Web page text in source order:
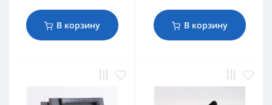
В корзину В корзину